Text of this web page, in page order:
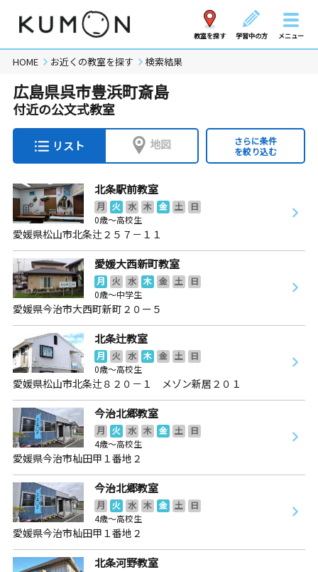
教室を探す 学習中の方 メニュー
HOME お近くの教室を探す 検索結果
広島県呉市豊浜町斎島
付近の公文式教室
リスト 地図
さらに条件
を絞り込む
北条駅前教室
月 火 水 木 金 土
日
0歳～高校生
愛媛県松山市北条辻２５７－１１
愛媛大西新町教室
月 火 水 木 金 土
日
0歳～中学生
愛媛県今治市大西町新町２０ー５
北条辻教室
月 火 水 木 金 土
日
0歳～高校生
愛媛県松山市北条辻８２０－１ メゾン新居２０１
今治北郷教室
月 火 水 木 金 土
日
4歳～高校生
愛媛県今治市杣田甲１番地２
今治北郷教室
月 火 水 木 金 土
日
4歳～高校生
愛媛県今治市杣田甲１番地２
北条河野教室